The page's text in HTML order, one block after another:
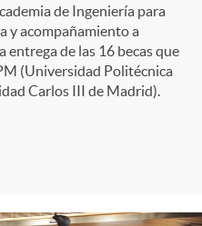
de Ingeniería para
y acompañamiento a
entrega de las 16 becas que
(Universidad Politécnica
Carlos III de Madrid).